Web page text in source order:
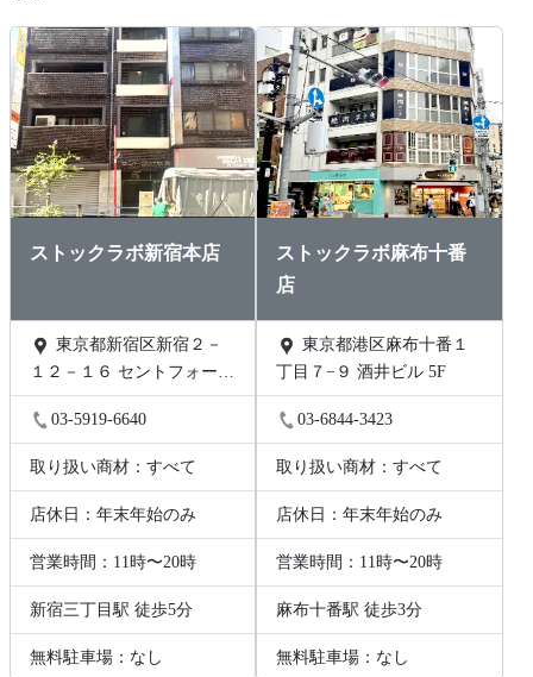
ストックラボ新宿本店
１２－１６ セントフォービ
ル２０３
03-5919-6640
取り扱い商材：すべて
店休日：年末年始のみ
営業時間：11時〜20時
新宿三丁目駅 徒歩5分
無料駐車場：なし
ストックラボ麻布十番
店
東京都港区麻布十番１
丁目７−９ 酒井ビル 5F
03-6844-3423
取り扱い商材：すべて
店休日：年末年始のみ
営業時間：11時〜20時
麻布十番駅 徒歩3分
無料駐車場：なし